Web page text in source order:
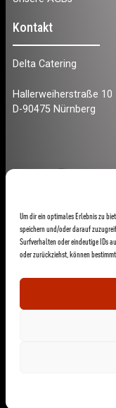
Um dir ein optimales Erlebnis zu
speichern und/oder darauf
Surfverhalten oder eindeutige IDs
oder zurückziehst, können
Kontakt
Delta Catering
Hallerweiherstraße 10
D-90475 Nürnberg